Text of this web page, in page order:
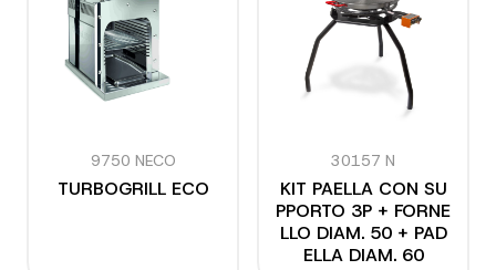
9750 NECO
TURBOGRILL ECO
30157 N
KIT PAELLA CON SU
PPORTO 3P + FORNE
LLO DIAM. 50 + PAD
ELLA DIAM. 60